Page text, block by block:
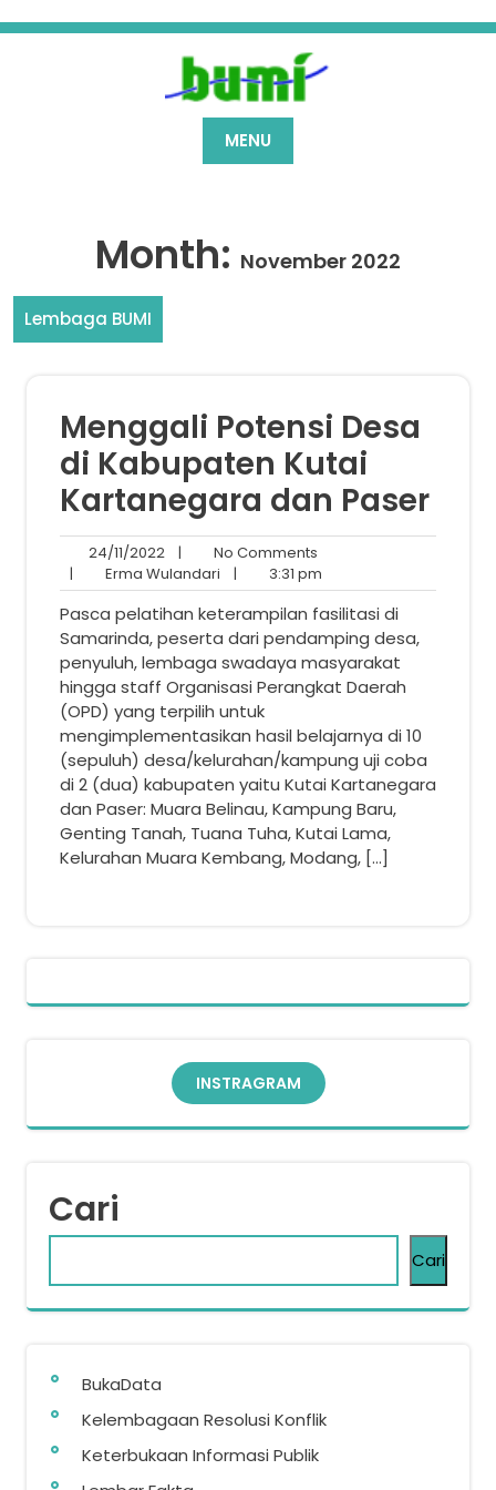
to
MENU
Month: November 2022
Lembaga BUMI
Menggali Potensi Desa
di Kabupaten Kutai
Kartanegara dan Paser
24/11/202224/11/2022
| No Comments
Comments
| Erma Wulandari Erma
Wulandari
| 3:31 pm
pm
Pasca pelatihan keterampilan fasilitasi di
Samarinda, peserta dari pendamping desa,
penyuluh, lembaga swadaya masyarakat
hingga staff Organisasi Perangkat Daerah
(OPD) yang terpilih untuk
mengimplementasikan hasil belajarnya di 10
(sepuluh) desa/kelurahan/kampung uji coba
di 2 (dua) kabupaten yaitu Kutai Kartanegara
dan Paser: Muara Belinau, Kampung Baru,
Genting Tanah, Tuana Tuha, Kutai Lama,
Kelurahan Muara Kembang, Modang, […]
INSTRAGRAM
Cari
Cari
BukaData
Kelembagaan Resolusi Konflik
Keterbukaan Informasi Publik